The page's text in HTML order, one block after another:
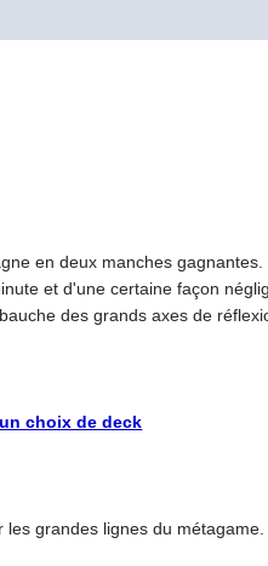
en deux manches
et d'une certaine façon
des grands axes de
choix de deck
les grandes lignes du